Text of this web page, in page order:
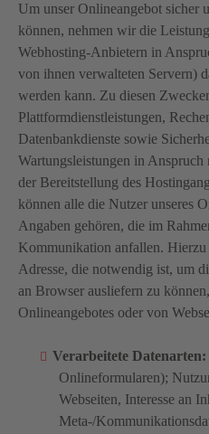
Um unser Onlineangebot sicher
können, nehmen wir die
Webhosting-Anbietern in
von ihnen verwalteten Servern)
werden kann. Zu diesen
Plattformdienstleistungen,
Datenbankdienste sowie
Wartungsleistungen in
der Bereitstellung des
können alle die Nutzer unseres
Angaben gehören, die im
Kommunikation anfallen.
Adresse, die notwendig ist, um
an Browser ausliefern zu
Onlineangebotes oder von
Verarbeitete Datenarten:
Onlineformularen);
Webseiten, Interesse an
Meta-/